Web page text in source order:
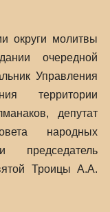
округи молитвы
очередной
Управления
территории
депутат
народных
Троицы А.А.